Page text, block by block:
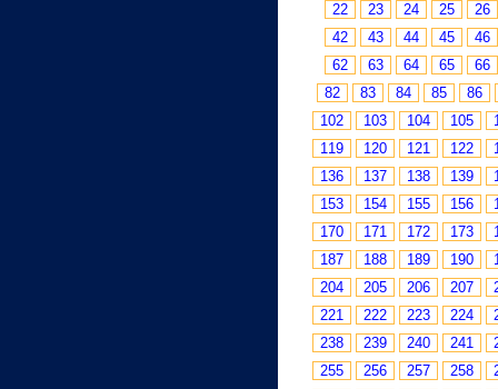
22
23 24 25
26
42
43 44 45
46
62
63 64 65
66
82
83 84 85
86
102
103 104 105
119
120 121 122
136
137 138 139
153
154 155 156
170
171 172 173
187
188 189 190
204
205 206 207
221
222 223 224
238
239 240 241
255
256 257 258